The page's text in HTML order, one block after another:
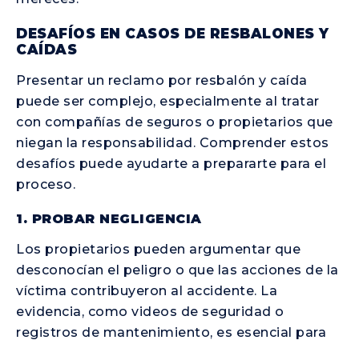
DESAFÍOS EN CASOS DE RESBALONES Y
CAÍDAS
Presentar un reclamo por resbalón y caída
puede ser complejo, especialmente al tratar
con compañías de seguros o propietarios que
niegan la responsabilidad. Comprender estos
desafíos puede ayudarte a prepararte para el
proceso.
1. PROBAR NEGLIGENCIA
Los propietarios pueden argumentar que
desconocían el peligro o que las acciones de la
víctima contribuyeron al accidente. La
evidencia, como videos de seguridad o
registros de mantenimiento, es esencial para